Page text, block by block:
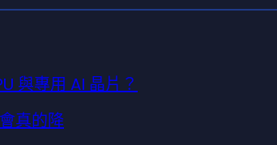
與專用 AI 晶片？
真的降